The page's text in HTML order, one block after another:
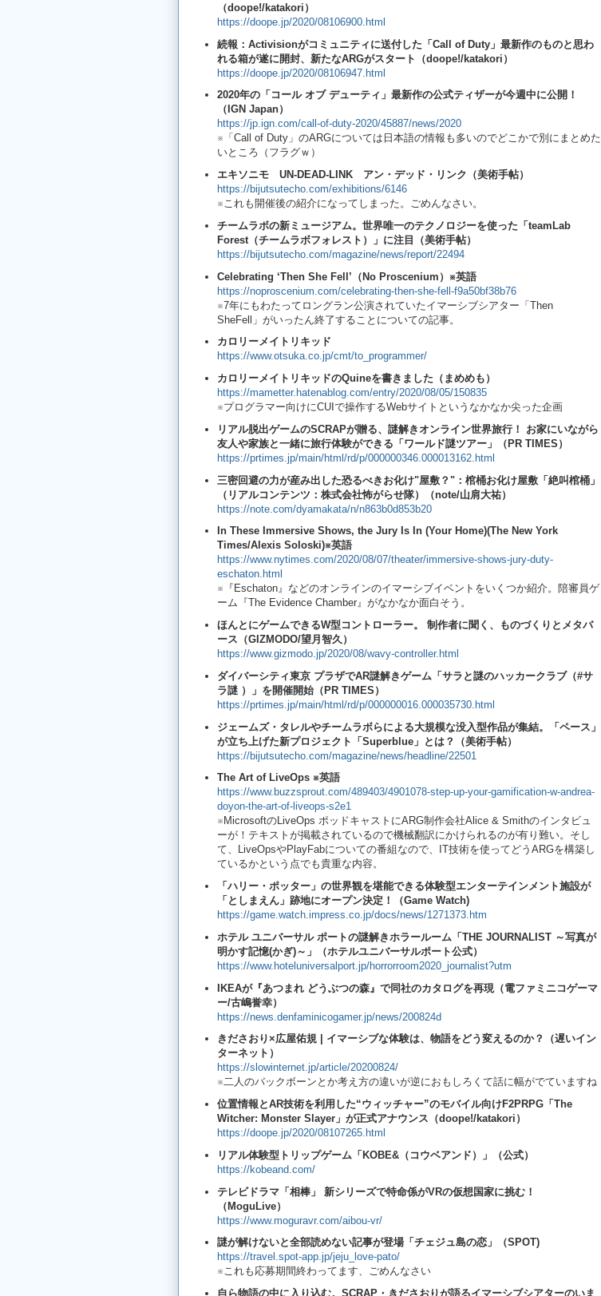
（doope!/katakori）
https://doope.jp/2020/08106900.html
続報：Activisionがコミュニティに送付した「Call of Duty」最新作のものと思わ
れる箱が遂に開封、新たなARGがスタート（doope!/katakori）
https://doope.jp/2020/08106947.html
2020年の「コール オブ デューティ」最新作の公式ティザーが今週中に公開！
（IGN Japan）
https://jp.ign.com/call-of-duty-2020/45887/news/2020
※「Call of Duty」のARGについては日本語の情報も多いのでどこかで別にまとめた
いところ（フラグｗ）
エキソニモ UN-DEAD-LINK アン・デッド・リンク（美術手帖）
https://bijutsutecho.com/exhibitions/6146
※これも開催後の紹介になってしまった。ごめんなさい。
チームラボの新ミュージアム。世界唯一のテクノロジーを使った「teamLab
Forest（チームラボフォレスト）」に注目（美術手帖）
https://bijutsutecho.com/magazine/news/report/22494
Celebrating ‘Then She Fell’（No Proscenium） ※英語
https://noproscenium.com/celebrating-then-she-fell-f9a50bf38b76
※7年にもわたってロングラン公演されていたイマーシブシアター「Then
SheFell」がいったん終了することについての記事。
カロリーメイトリキッド
https://www.otsuka.co.jp/cmt/to_programmer/
カロリーメイトリキッドのQuineを書きました（まめめも）
https://mametter.hatenablog.com/entry/2020/08/05/150835
※プログラマー向けにCUIで操作するWebサイトというなかなか尖った企画
リアル脱出ゲームのSCRAPが贈る、謎解きオンライン世界旅行！ お家にいながら
友人や家族と一緒に旅行体験ができる「ワールド謎ツアー」（PR TIMES）
https://prtimes.jp/main/html/rd/p/000000346.000013162.html
三密回避の力が産み出した恐るべきお化け"屋敷？"：棺桶お化け屋敷「絶叫棺桶」
（リアルコンテンツ：株式会社怖がらせ隊）（note/山肩大祐）
https://note.com/dyamakata/n/n863b0d853b20
In These Immersive Shows, the Jury Is In (Your Home)(The New York
Times/Alexis Soloski)※英語
https://www.nytimes.com/2020/08/07/theater/immersive-shows-jury-duty-
eschaton.html
※『Eschaton』などのオンラインのイマーシブイベントをいくつか紹介。陪審員ゲ
ーム『The Evidence Chamber』がなかなか面白そう。
ほんとにゲームできるW型コントローラー。 制作者に聞く、ものづくりとメタバ
ース（GIZMODO/望月智久）
https://www.gizmodo.jp/2020/08/wavy-controller.html
ダイバーシティ東京 プラザでAR謎解きゲーム「サラと謎のハッカークラブ（#サ
ラ謎 ）」を開催開始（PR TIMES）
https://prtimes.jp/main/html/rd/p/000000016.000035730.html
ジェームズ・タレルやチームラボらによる大規模な没入型作品が集結。「ペース」
が立ち上げた新プロジェクト「Superblue」とは？（美術手帖）
https://bijutsutecho.com/magazine/news/headline/22501
The Art of LiveOps ※英語
https://www.buzzsprout.com/489403/4901078-step-up-your-gamification-w-andrea-
doyon-the-art-of-liveops-s2e1
※MicrosoftのLiveOps ポッドキャストにARG制作会社Alice & Smithのインタビュ
ーが！テキストが掲載されているので機械翻訳にかけられるのが有り難い。そし
て、LiveOpsやPlayFabについての番組なので、IT技術を使ってどうARGを構築し
ているかという点でも貴重な内容。
「ハリー・ポッター」の世界観を堪能できる体験型エンターテインメント施設が
「としまえん」跡地にオープン決定！（Game Watch)
https://game.watch.impress.co.jp/docs/news/1271373.htm
ホテル ユニバーサル ポートの謎解きホラールーム「THE JOURNALIST ～写真が
明かす記憶(かぎ)～」（ホテルユニバーサルポート公式）
https://www.hoteluniversalport.jp/horrorroom2020_journalist?utm
IKEAが『あつまれ どうぶつの森』で同社のカタログを再現（電ファミニコゲーマ
ー/古嶋誉幸）
https://news.denfaminicogamer.jp/news/200824d
きださおり×広屋佑規 | イマーシブな体験は、物語をどう変えるのか？（遅いイン
ターネット）
https://slowinternet.jp/article/20200824/
※二人のバックボーンとか考え方の違いが逆におもしろくて話に幅がでていますね
位置情報とAR技術を利用した“ウィッチャー”のモバイル向けF2PRPG「The
Witcher: Monster Slayer」が正式アナウンス（doope!/katakori）
https://doope.jp/2020/08107265.html
リアル体験型トリップゲーム「KOBE&（コウベアンド）」（公式）
https://kobeand.com/
テレビドラマ「相棒」 新シリーズで特命係がVRの仮想国家に挑む！
（MoguLive）
https://www.moguravr.com/aibou-vr/
謎が解けないと全部読めない記事が登場「チェジュ島の恋」（SPOT)
https://travel.spot-app.jp/jeju_love-pato/
※これも応募期間終わってます、ごめんなさい
自ら物語の中に入り込む。SCRAP・きださおりが語るイマーシブシアターのいま